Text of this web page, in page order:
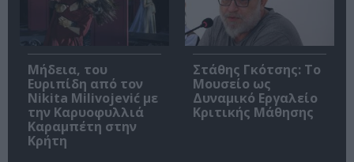
Μήδεια, του
Ευριπίδη από τον
Nikita Milivojević με
την Καρυοφυλλιά
Καραμπέτη στην
Κρήτη
Στάθης Γκότσης: Το
Μουσείο ως
Δυναμικό Εργαλείο
Κριτικής Μάθησης